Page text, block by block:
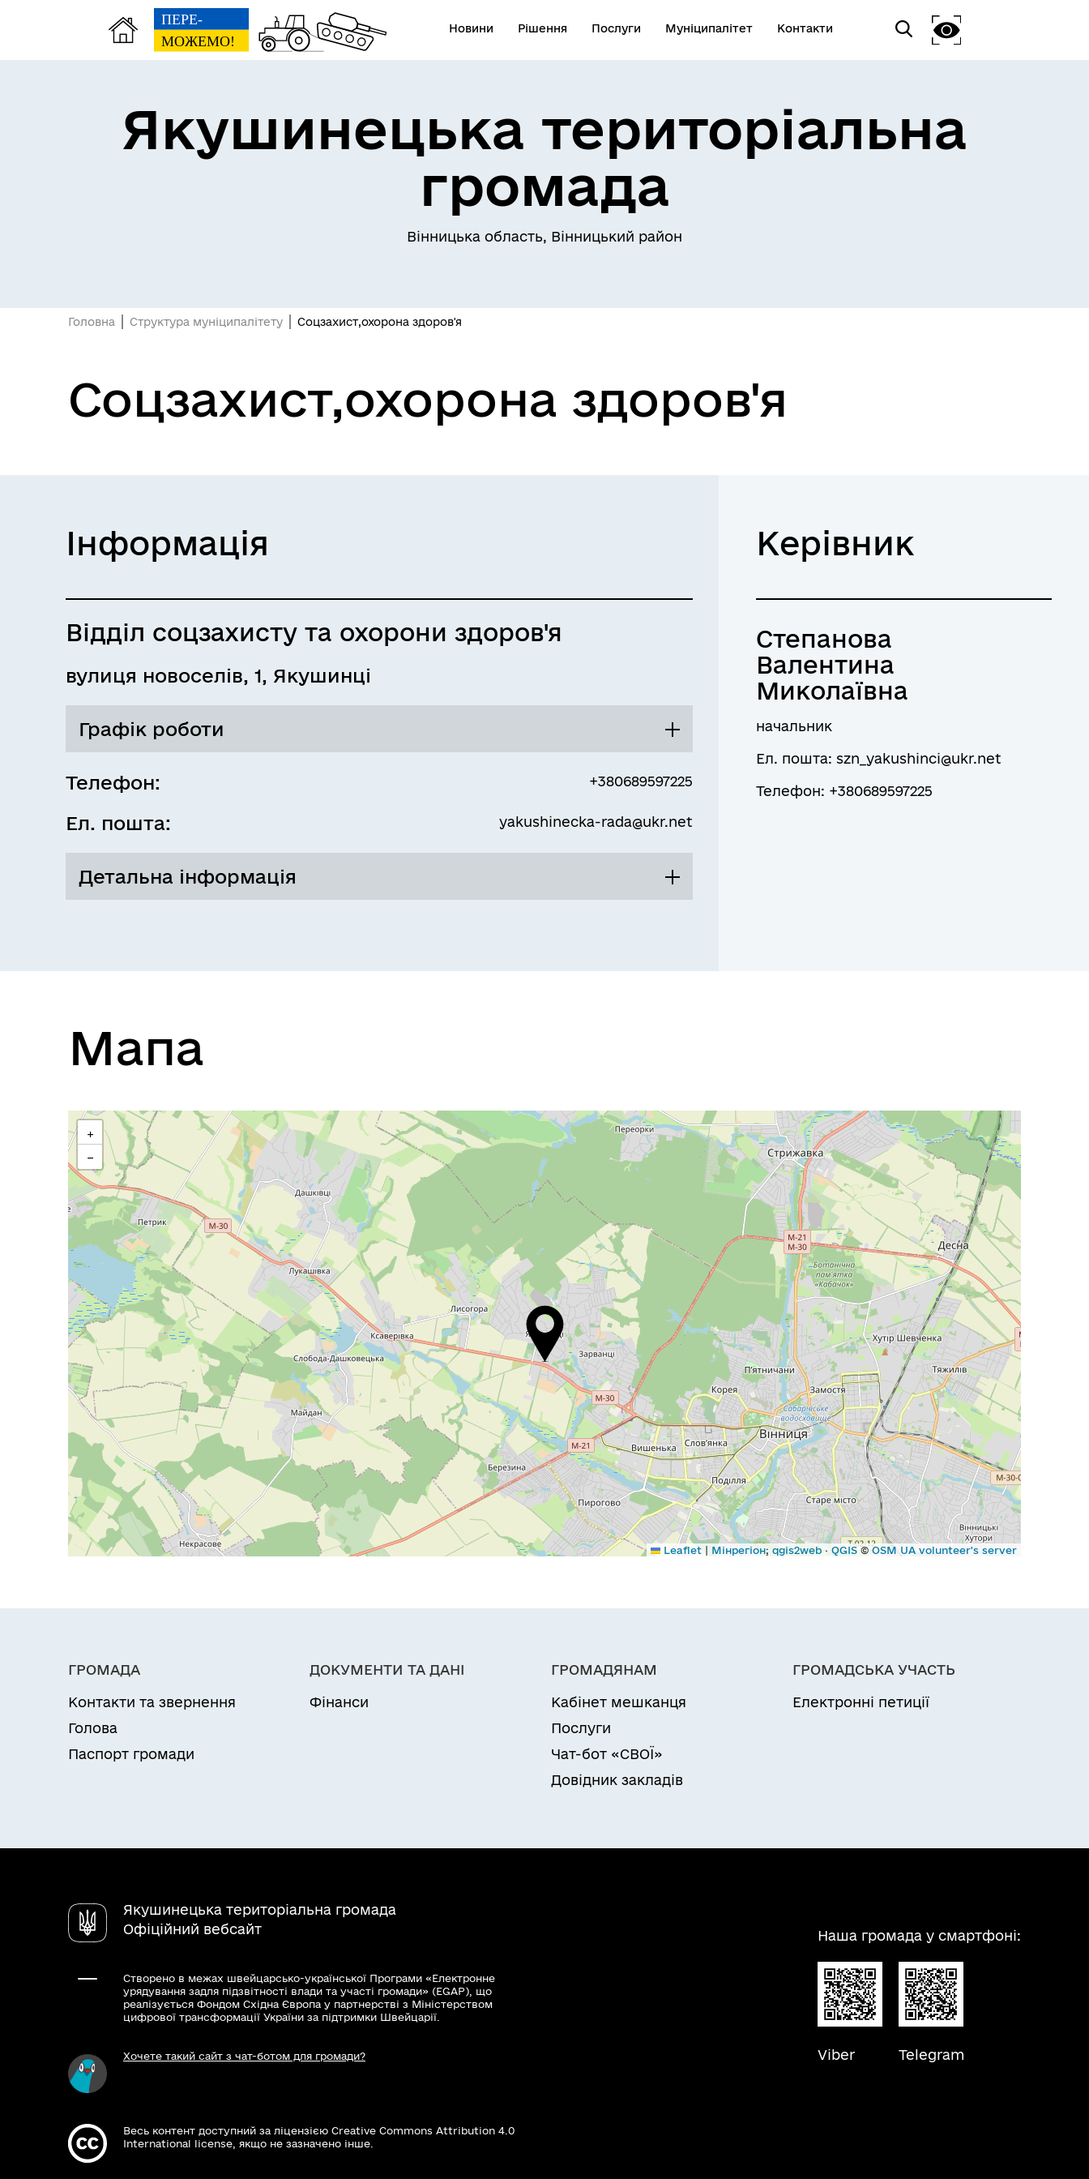
Новини Рішення Послуги Муніципалітет Контакти
Якушинецька територіальна
громада
Вінницька область, Вінницький район
Головна Структура муніципалітету Соцзахист,охорона здоров'я
Соцзахист,охорона здоров'я
Інформація
Відділ соцзахисту та охорони здоров'я
вулиця новоселів, 1, Якушинці
Графік роботи
Понеділок
Перерва
Четвер
П`ятниця 08:00 - 16:00
Перерва
13:00 - 13:45
Субота Вихідний
Неділя Вихідний
Телефон: +380689597225
Ел. пошта: yakushinecka-rada@ukr.net
Детальна інформація
Керівник
Степанова
Валентина
Миколаївна
начальник
Ел. пошта: szn_yakushinci@ukr.net
Телефон: +380689597225
Мапа
+
−
Leaflet | Мінрегіон; qgis2web · QGIS© OSM UA volunteer's server
ГРОМАДА
Контакти та звернення
Голова
Паспорт громади
ДОКУМЕНТИ ТА ДАНІ
Фінанси
ГРОМАДЯНАМ
Кабінет мешканця
Послуги
Чат-бот «СВОЇ»
Довідник закладів
ГРОМАДСЬКА УЧАСТЬ
Електронні петиції
Якушинецька територіальна громада
Офіційний вебсайт
Створено в межах швейцарсько-української Програми «Електронне
урядування задля підзвітності влади та участі громади» (EGAP), що
реалізується Фондом Східна Європа у партнерстві з Міністерством
цифрової трансформації України за підтримки Швейцарії.
Хочете такий сайт з чат-ботом для громади?
Весь контент доступний за ліцензією Creative Commons Attribution 4.0
International license, якщо не зазначено інше.
Наша громада у смартфоні:
Viber Telegram